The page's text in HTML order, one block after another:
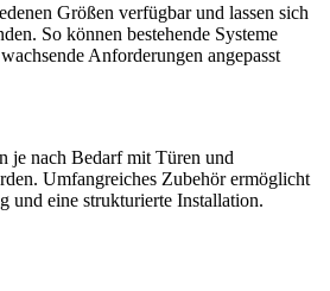
Größen verfügbar und lassen sich
So können bestehende Systeme
Anforderungen angepasst
je nach Bedarf mit Türen und
Umfangreiches Zubehör ermöglicht
und eine strukturierte Installation.